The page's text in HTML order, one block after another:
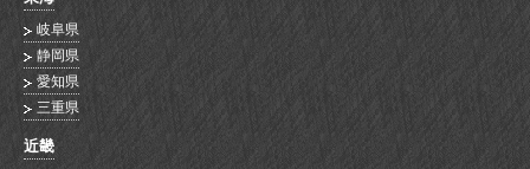
岐阜県
静岡県
愛知県
三重県
近畿